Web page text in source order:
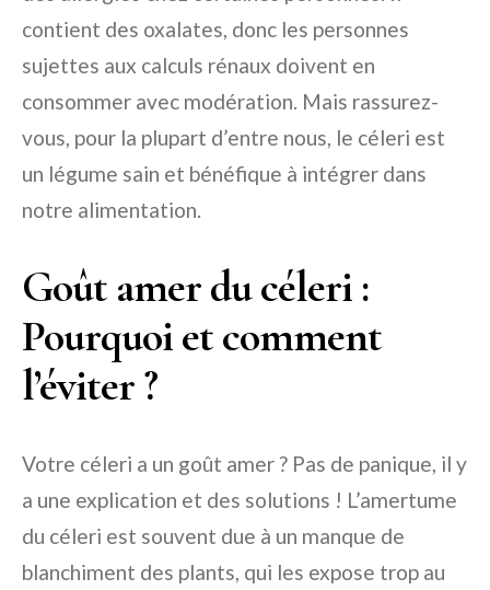
contient des oxalates, donc les personnes
sujettes aux calculs rénaux doivent en
consommer avec modération. Mais rassurez-
vous, pour la plupart d’entre nous, le céleri est
un légume sain et bénéfique à intégrer dans
notre alimentation.
Goût amer du céleri :
Pourquoi et comment
l’éviter ?
Votre céleri a un goût amer ? Pas de panique, il y
a une explication et des solutions ! L’amertume
du céleri est souvent due à un manque de
blanchiment des plants, qui les expose trop au